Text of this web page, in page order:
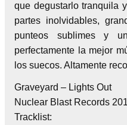
que degustarlo tranquila
partes inolvidables,
punteos sublimes y
perfectamente la mejor
los suecos. Altamente
Graveyard – Lights Out
Nuclear Blast Records
Tracklist: